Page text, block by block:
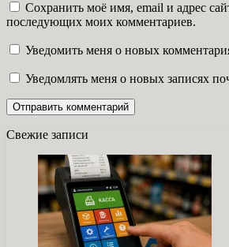
Сохранить моё имя, email и адрес
последующих моих комментариев.
Уведомить меня о новых
Уведомлять меня о новых записях
Свежие записи